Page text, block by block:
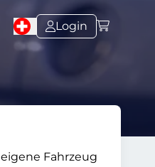
Login
Fahrzeug